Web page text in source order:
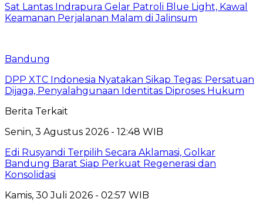
Sat Lantas Indrapura Gelar Patroli Blue Light, Kawal
Keamanan Perjalanan Malam di Jalinsum
Bandung
DPP XTC Indonesia Nyatakan Sikap Tegas: Persatuan
Dijaga, Penyalahgunaan Identitas Diproses Hukum
Berita Terkait
Senin, 3 Agustus 2026 - 12:48 WIB
Edi Rusyandi Terpilih Secara Aklamasi, Golkar
Bandung Barat Siap Perkuat Regenerasi dan
Konsolidasi
Kamis, 30 Juli 2026 - 02:57 WIB